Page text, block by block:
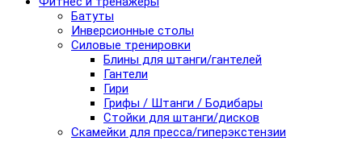
Батуты
Инверсионные столы
Силовые тренировки
Блины для штанги/гантелей
Гантели
Гири
Грифы / Штанги / Бодибары
Стойки для штанги/дисков
Скамейки для пресса/гиперэкстензии